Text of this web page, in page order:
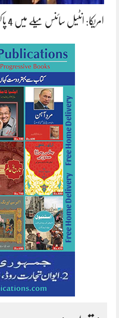
امریکا: انٹیل سائنس میلے میں 4 پاکستانی طلبا وطالبات کی شاندار کامیابی